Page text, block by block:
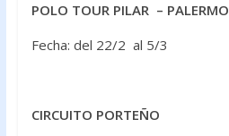
POLO TOUR PILAR – PALERMO
Fecha: del 22/2 al 5/3
CIRCUITO PORTEÑO